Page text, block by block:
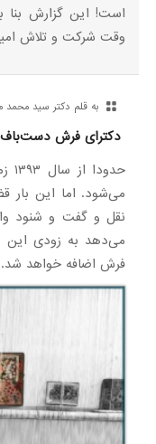
است! این گزارش بنا
وقت شرکت و تلاش
به قلم دکتر سید محمد
دکترای فرش
می‌شود. اما این بار
نقل و گفت و شنود
می‌دهد به زودی این
فرش اضافه خواهد شد.